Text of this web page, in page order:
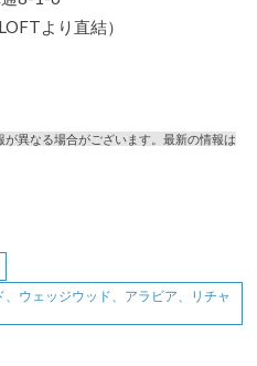
より直結）
異なる場合がございます。最新の情報は
ウェッジウッド、アラビア、リチャ